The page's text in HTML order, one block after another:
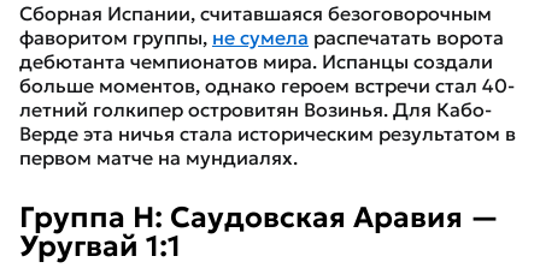
Сборная Испании, считавшаяся безоговорочным
фаворитом группы, не сумела распечатать ворота
дебютанта чемпионатов мира. Испанцы создали
больше моментов, однако героем встречи стал 40-
летний голкипер островитян Возинья. Для Кабо-
Верде эта ничья стала историческим результатом в
первом матче на мундиалях.
Группа H: Саудовская Аравия —
Уругвай 1:1